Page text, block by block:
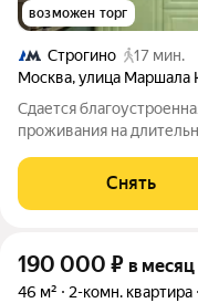
возможен торг
Строгино
17 мин.
Москва,улица Маршала
Сдается
проживания на
развитый район. Есть
сан.узел. Вокруг дома
Снять
190 000 ₽ в месяц
46 м² 2-комн. квартира